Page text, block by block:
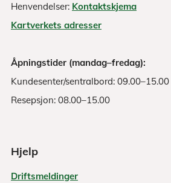
Henvendelser: Kontaktskjema
Kartverkets adresser
Åpningstider (mandag–fredag):
Kundesenter/sentralbord: 09.00–15.00
Resepsjon: 08.00–15.00
Hjelp
Driftsmeldinger